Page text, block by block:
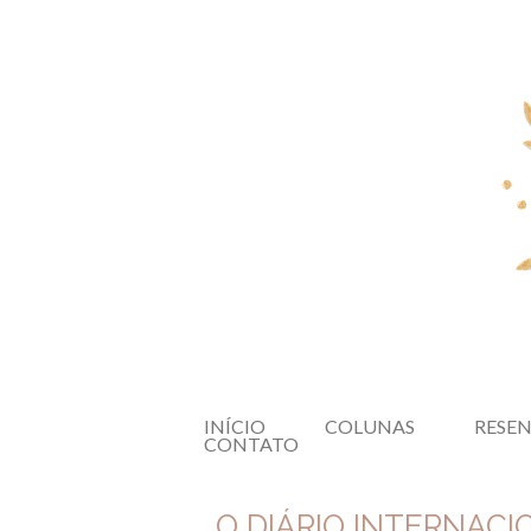
INÍCIO COLUNAS
CONTATO